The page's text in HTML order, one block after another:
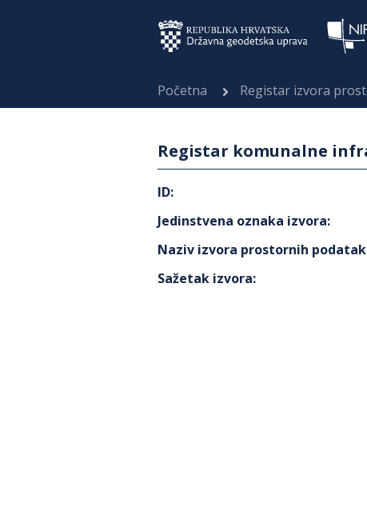
Početna Registar izvora
Registar komunalne
ID:
Jedinstvena oznaka izvora:
Naziv izvora prostornih
Sažetak izvora: